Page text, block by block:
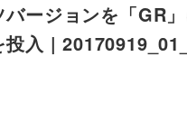
バージョンを「GR
投入 |